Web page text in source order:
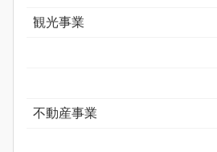
観光事業
不動産事業